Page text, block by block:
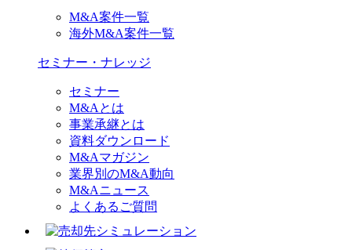
M&A案件一覧
海外M&A案件一覧
セミナー・ナレッジ
セミナー
M&Aとは
事業承継とは
資料ダウンロード
M&Aマガジン
業界別のM&A動向
M&Aニュース
よくあるご質問